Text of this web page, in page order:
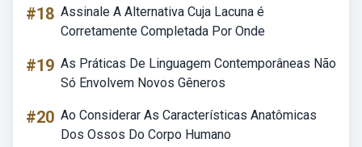
#18 Assinale A Alternativa Cuja Lacuna é
Corretamente Completada Por Onde
#19 As Práticas De Linguagem Contemporâneas Não
Só Envolvem Novos Gêneros
#20 Ao Considerar As Características Anatômicas
Dos Ossos Do Corpo Humano